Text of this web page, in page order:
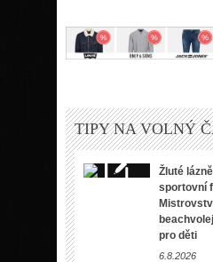
TIPY NA VOLNÝ
Žluté
sportovní
pro děti
6.8.2026